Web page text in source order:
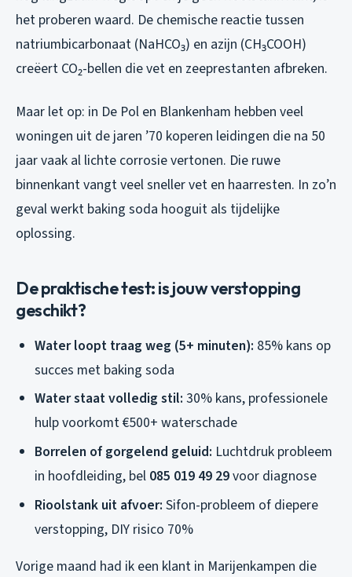
het proberen waard. De chemische reactie tussen
natriumbicarbonaat (NaHCO₃) en azijn (CH₃COOH)
creëert CO₂-bellen die vet en zeeprestanten afbreken.
Maar let op: in De Pol en Blankenham hebben veel
woningen uit de jaren ’70 koperen leidingen die na 50
jaar vaak al lichte corrosie vertonen. Die ruwe
binnenkant vangt veel sneller vet en haarresten. In zo’n
geval werkt baking soda hooguit als tijdelijke
oplossing.
De praktische test: is jouw verstopping
geschikt?
Water loopt traag weg (5+ minuten): 85% kans op
succes met baking soda
Water staat volledig stil: 30% kans, professionele
hulp voorkomt €500+ waterschade
Borrelen of gorgelend geluid: Luchtdruk probleem
in hoofdleiding, bel 085 019 49 29voor diagnose
Rioolstank uit afvoer: Sifon-probleem of diepere
verstopping, DIY risico 70%
Vorige maand had ik een klant in Marijenkampen die